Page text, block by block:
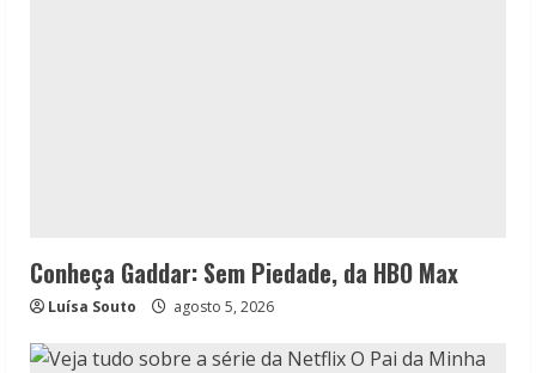
Conheça Gaddar: Sem Piedade, da HBO Max
Luísa Souto agosto 5, 2026